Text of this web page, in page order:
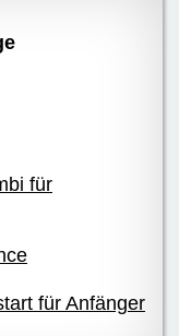
für
für Anfänger